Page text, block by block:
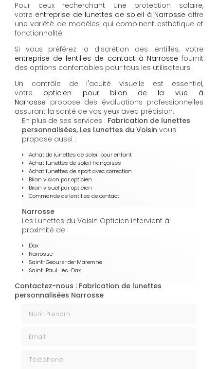
Pour ceux recherchant une protection solaire,
votre entreprise de lunettes de soleil à Narrosse offre
une variété de modèles qui combinent esthétique et
fonctionnalité.
Si vous préférez la discrétion des lentilles, votre
entreprise de lentilles de contact à Narrosse fournit
des options confortables pour tous les utilisateurs.
Un contrôle de l'acuité visuelle est essentiel,
votre opticien pour bilan de la vue à
Narrosse propose des évaluations professionnelles
assurant la santé de vos yeux avec précision.
En plus de ses services : Fabrication de lunettes
personnalisées, Les Lunettes du Voisin vous
propose aussi :
Achat de lunettes de soleil pour enfant
Achat lunettes de soleil françaises
Achat lunettes de sport avec correction
Bilan vision par opticien
Bilan visuel par opticien
Commande de lentilles de contact
Narrosse
Les Lunettes du Voisin Opticien intervient à
proximité de :
Dax
Narrosse
Saint-Geours-de-Maremne
Saint-Paul-lès-Dax
Contactez-nous : Fabrication de lunettes
personnalisées Narrosse